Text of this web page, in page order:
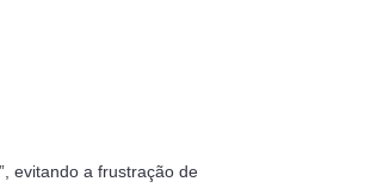
evitando a frustração de